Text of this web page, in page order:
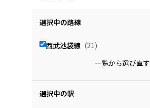
選択中の路線
西武池袋線 (21)
一覧から選び直す
選択中の駅